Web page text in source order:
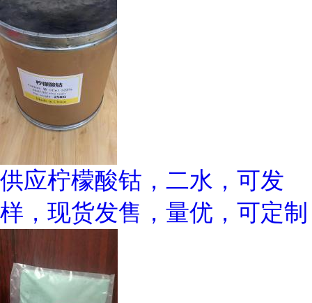
供应柠檬酸钴，二水，可发
样，现货发售，量优，可定制